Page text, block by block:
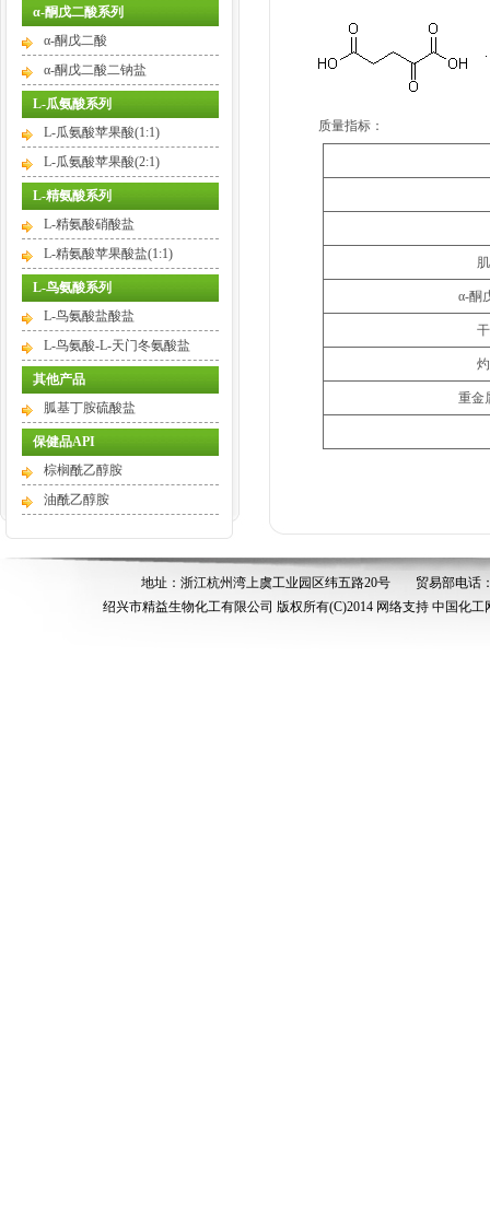
α-酮戊二酸系列
α-酮戊二酸
α-酮戊二酸二钠盐
L-瓜氨酸系列
L-瓜氨酸苹果酸(1:1)
L-瓜氨酸苹果酸(2:1)
L-精氨酸系列
L-精氨酸硝酸盐
L-精氨酸苹果酸盐(1:1)
L-鸟氨酸系列
L-鸟氨酸盐酸盐
L-鸟氨酸-L-天门冬氨酸盐
其他产品
胍基丁胺硫酸盐
保健品API
棕榈酰乙醇胺
油酰乙醇胺
质量指标：
α-酮
重金
地址：浙江杭州湾上虞工业园区纬五路20号
贸易部电话
绍兴市精益生物化工有限公司 版权所有(C)2014 网络支持 中国化工